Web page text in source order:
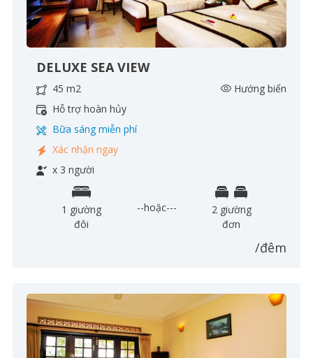
DELUXE SEA VIEW
45 m2
Hướng biển
Hỗ trợ hoàn hủy
Bữa sáng miễn phí
Xác nhận ngay
x 3 người
1 giường
đôi
--hoặc---
2 giường
đơn
/đêm